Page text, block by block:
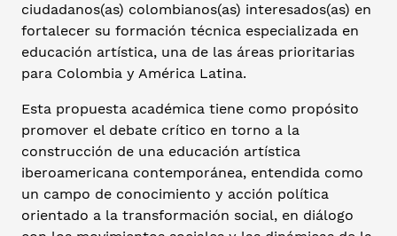
ciudadanos(as) colombianos(as) interesados(as) en
fortalecer su formación técnica especializada en
educación artística, una de las áreas prioritarias
para Colombia y América Latina.
Esta propuesta académica tiene como propósito
promover el debate crítico en torno a la
construcción de una educación artística
iberoamericana contemporánea, entendida como
un campo de conocimiento y acción política
orientado a la transformación social, en diálogo